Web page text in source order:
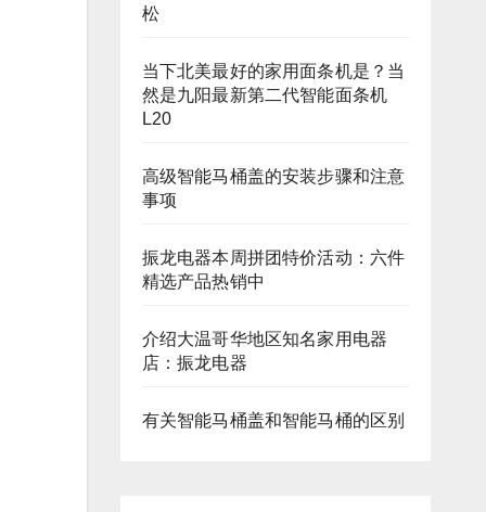
松
当下北美最好的家用面条机是？当
然是九阳最新第二代智能面条机
L20
高级智能马桶盖的安装步骤和注意
事项
振龙电器本周拼团特价活动：六件
精选产品热销中
介绍大温哥华地区知名家用电器
店：振龙电器
有关智能马桶盖和智能马桶的区别